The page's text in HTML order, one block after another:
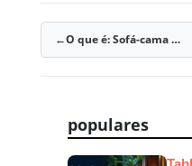
Post
O que é: Sofá-cama embutido
populares